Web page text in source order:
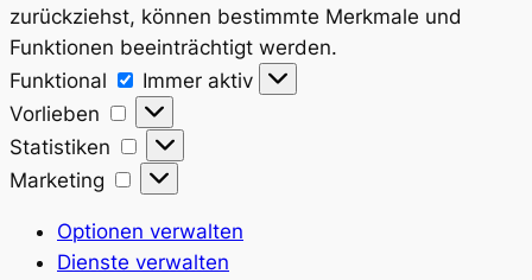
zurückziehst, können bestimmte Merkmale und
Funktionen beeinträchtigt werden.
Funktional
Funktional
Immer aktiv
Vorlieben
Vorlieben
Statistiken
Statistiken
Marketing
Marketing
Optionen verwalten
Dienste verwalten